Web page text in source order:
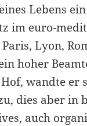
Lebens
im euro-
Lyon,
hoher
wandte er
dies aber in
auch